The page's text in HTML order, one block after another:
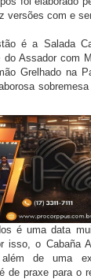
versões com e
é a Salada
Assador com
Grelhado na
é uma data
isso, o Cabaña
de uma
de praxe para o